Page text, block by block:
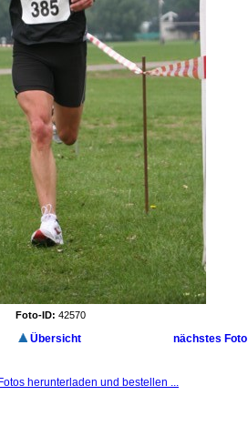
Foto-ID: 42570
Übersicht nächstes Foto
herunterladen und bestellen ...